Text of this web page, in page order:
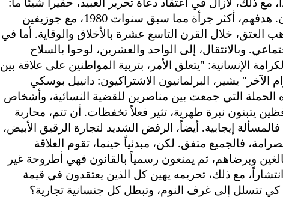
يريدون اقتحام مرحلة جديدة، بمعاقبة الزبون. هدفهم، أكثر جرأة مما سبق سنوات 1980، مع جوزيفين
العتق، خلال القرن التاسع عشرة بالأخلاق والوقاية. أما في
وبالانتقال، إلى الواحد والعشرين، لوحوا بالسلاح
الإنسانية: "يتعلق الأمر، بتربية المواطنين على علاقة بين
الآخر" يشير، البرلمانيون الاشتراكيون: دانييل بوسكي
التي جمعت بين مناصرين للقضية النسائية، وأشخاص
يتبنون نبرة طهرية، تثير فعلاً تخفظات. أن تتم، محاربة
إيجابية. أيضاً، الرفض الشديد لتجارة الرقيق الأبيض،
فالجميع متفق. لكن، مبدئياً حينما، تقوم العلاقة
وبرضاهم، ثم يمنعون رسمياً بالقانون فهي أطروحة غير
مع ذلك، تحريمه يهين كل الذين يعتقدون في قيمة
كي تتسلل إلى غرف النوم، وتبطل كل جنسانية تجارية؟